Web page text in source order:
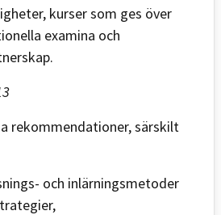
kurser som ges över
examina och
rekommendationer, särskilt
och inlärningsmetoder